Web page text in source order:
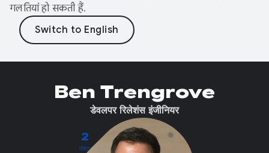
गलतियां हो सकती हैं.
2
पोस्ट
Ben Trengrove
डेवलपर रिलेशंस इंजीनियर